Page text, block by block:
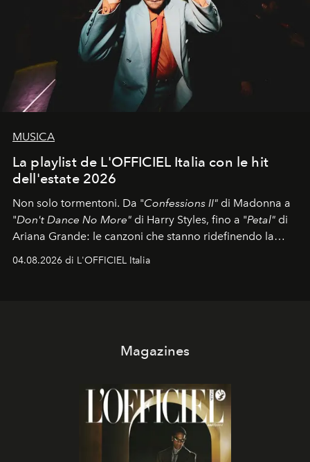
MUSICA
La playlist de L'OFFICIEL Italia con le hit
dell'estate 2026
Non solo tormentoni. Da "Confessions II" di Madonna a
"Don't Dance No More" di Harry Styles, fino a "Petal" di
Ariana Grande: le canzoni che stanno ridefinendo la
colonna sonora della stagione.
04.08.2026 di L'OFFICIEL Italia
Magazines